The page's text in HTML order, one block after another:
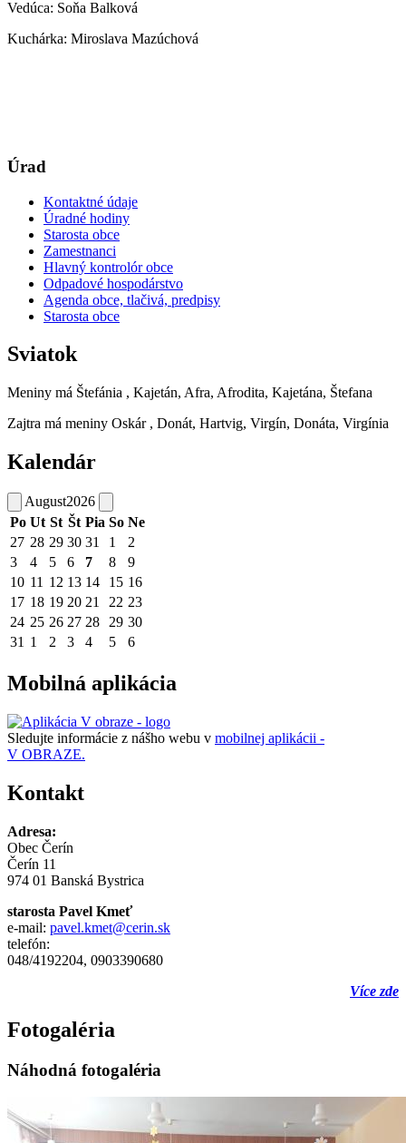
Vedúca: Soňa Balková
Kuchárka: Miroslava Mazúchová
Úrad
Kontaktné údaje
Úradné hodiny
Starosta obce
Zamestnanci
Hlavný kontrolór obce
Odpadové hospodárstvo
Agenda obce, tlačivá, predpisy
Starosta obce
Sviatok
Meniny má Štefánia , Kajetán, Afra, Afrodita, Kajetána, Štefana
Zajtra má meniny Oskár , Donát, Hartvig, Virgín, Donáta, Virgínia
Kalendár
August2026
Po Ut St Št Pia So Ne
27 28 29 30 31 1
2
3
4 5 6 7 8
9
10 11 12 13 14 15 16
17 18 19 20 21 22 23
24 25 26 27 28 29 30
31 1 2 3 4 5 6
Mobilná aplikácia
Sledujte informácie z nášho webu v mobilnej aplikácii -
V OBRAZE.
Kontakt
Adresa:
Obec Čerín
Čerín 11
974 01 Banská Bystrica
starosta Pavel Kmeť
e-mail: pavel.kmet@cerin.sk
telefón:
048/4192204, 0903390680
Více zde
Fotogaléria
Náhodná fotogaléria